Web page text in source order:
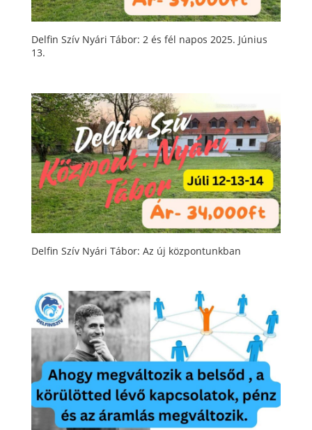
Delfin Szív Nyári Tábor: 2 és fél napos 2025. Június
13.
Delfin Szív Nyári Tábor: Az új központunkban